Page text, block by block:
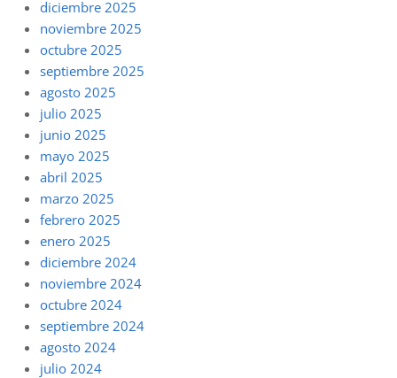
diciembre 2025
noviembre 2025
octubre 2025
septiembre 2025
agosto 2025
julio 2025
junio 2025
mayo 2025
abril 2025
marzo 2025
febrero 2025
enero 2025
diciembre 2024
noviembre 2024
octubre 2024
septiembre 2024
agosto 2024
julio 2024